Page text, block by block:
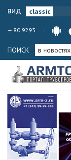
вид
— 80.9293
ПОИСК в новостях